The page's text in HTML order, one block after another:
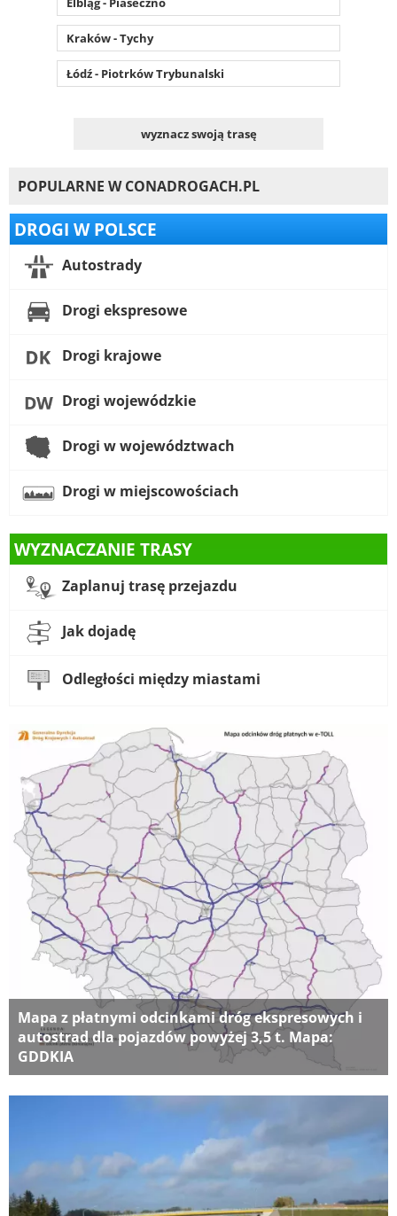
Kraków - Tychy
Łódź - Piotrków Trybunalski
wyznacz swoją trasę
POPULARNE W CONADROGACH.PL
DROGI W POLSCE
Autostrady
Drogi ekspresowe
Drogi krajowe
Drogi wojewódzkie
Drogi w województwach
Drogi w miejscowościach
WYZNACZANIE TRASY
Zaplanuj trasę przejazdu
Jak dojadę
Odległości między miastami
Mapa z płatnymi odcinkami dróg ekspresowych i
autostrad dla pojazdów powyżej 3,5 t. Mapa:
GDDKIA